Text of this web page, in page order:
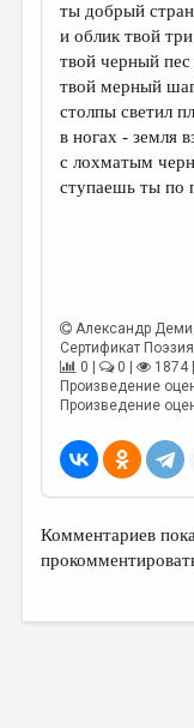
ОБЪЯВЛЕНИЯ
КОЛОНКА РЕДАКТОРА
РЕДКОЛЛЕГИЯ
ОТ РЕДАКЦИИ
МАЛАЯ ПРОЗА
ПУБЛИЦИСТИКА
РЕЦЕНЗИРОВАНИЕ
ЦИКЛЫ
ТРЕДИАКОВСКИЙ
МЕДИА
ВКОНТАКТЕ
ты добрый
и облик твой
твой черный
твой мерный
столпы светил
в ногах - земля
с лохматым
ступаешь ты по
Александр
Сертификат
0 |
0 | 1874
Произведение
Произведение
Комментариев